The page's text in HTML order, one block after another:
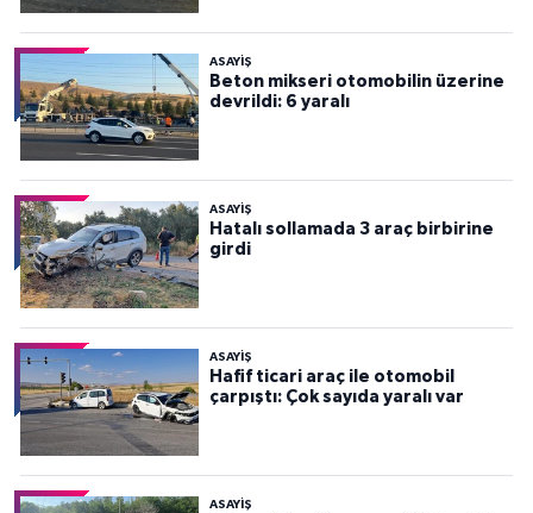
ASAYİŞ
Beton mikseri otomobilin üzerine
devrildi: 6 yaralı
ASAYİŞ
Hatalı sollamada 3 araç birbirine
girdi
ASAYİŞ
Hafif ticari araç ile otomobil
çarpıştı: Çok sayıda yaralı var
ASAYİŞ